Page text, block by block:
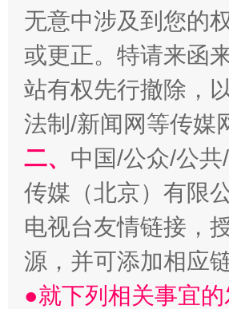
以产业富民促振兴
无意中涉及到您的
或更正。特请来函
站有权先行撤除，
法制/新闻网等传媒
二、 中国/公众/公
传媒（北京）有限
电视台友情链接，
源，并可添加相应链
●就下列相关事宜